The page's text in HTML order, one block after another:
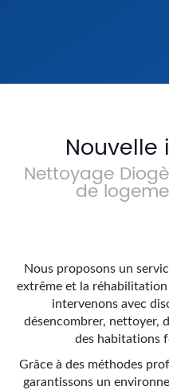
Nouvelle
Nettoyage
de
Nous proposons un
extrême et la
intervenons avec
désencombrer, nettoyer,
des habitations
Grâce à des méthodes
garantissons un